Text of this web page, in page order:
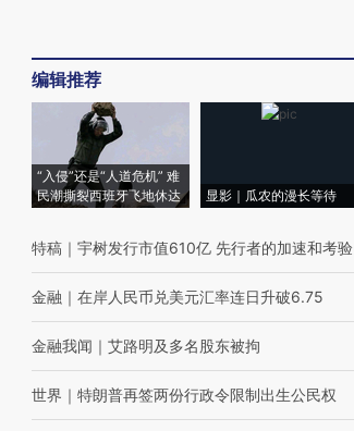
编辑推荐
“入侵”还是“人道危机” 难
民潮撕裂西班牙飞地休达
显影｜瓜农的漫长等待
特稿 ｜ 宇树发行市值610亿 先行者的加速和考验
金融 ｜ 在岸人民币兑美元汇率连日升破6.75
金融我闻 ｜ 艾路明及多名股东被拘
世界 ｜ 特朗普再签两份行政令限制出生公民权